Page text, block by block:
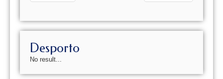
Desporto
No result...